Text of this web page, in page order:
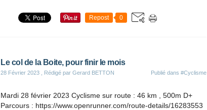
Repost 0
Le col de la Boite, pour finir le mois
28 Février 2023 , Rédigé par Gerard BETTON Publié dans #Cyclisme
Mardi 28 février 2023 Cyclisme sur route : 46 km , 500m D+
Parcours : https://www.openrunner.com/route-details/16283553